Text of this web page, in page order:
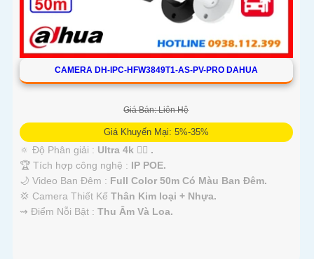
CAMERA DH-IPC-HFW3849T1-AS-PV-PRO DAHUA
Giá Bán: Liên Hệ
Giá Khuyến Mại: 5%-35%
🔅 Độ Phân giải : Ultra 4k 👍🏾 .
🏆 Tích hợp công nghệ : IP POE.
🌙 Video Ban Đêm : Full Color 50m Có Màu Ban Ðêm.
💢 Camera Thiết Kế Thân Kim loại + Nhựa.
️⇝ Điểm Nỗi Bật : Thu Âm Và Loa.